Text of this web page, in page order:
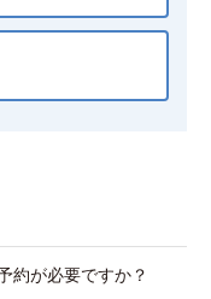
約が必要ですか？